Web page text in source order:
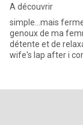
A découvrir
simple...mais
genoux de ma
détente et de relaxation Simple but kind I enjoy
wife's lap after i